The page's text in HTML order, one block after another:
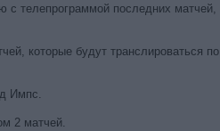
с телепрограммой последних матчей,
которые будут транслироваться по
Импс.
2 матчей.